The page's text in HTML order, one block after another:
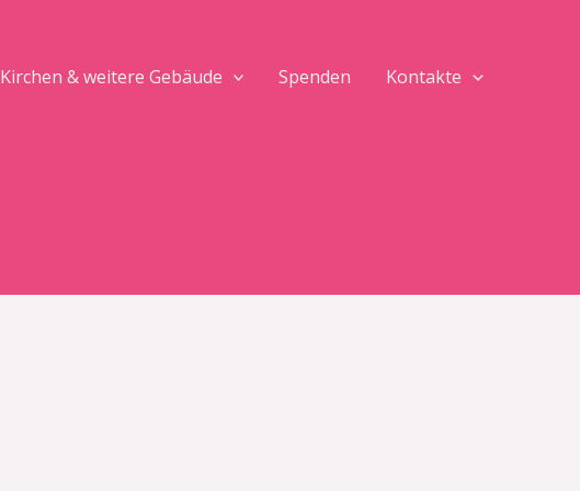
Kirchen & weitere Gebäude Spenden Kontakte